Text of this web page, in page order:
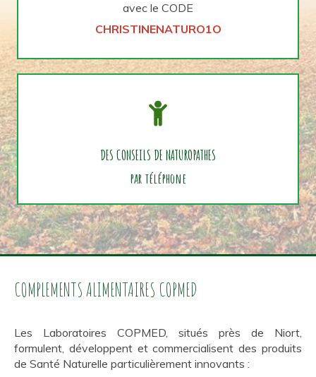
avec le CODE
CHRISTINENATURO1O
DES CONSEILS DE NATUROPATHES
par téléphone
COMPLEMENTS ALIMENTAIRES COPMED
Les Laboratoires COPMED, situés près de Niort,
formulent, développent et commercialisent des produits
de Santé Naturelle particulièrement innovants :